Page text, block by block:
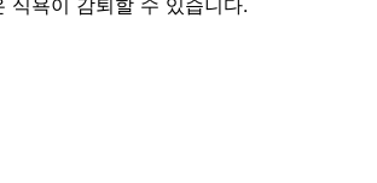
식욕이 감퇴할 수 있습니다.